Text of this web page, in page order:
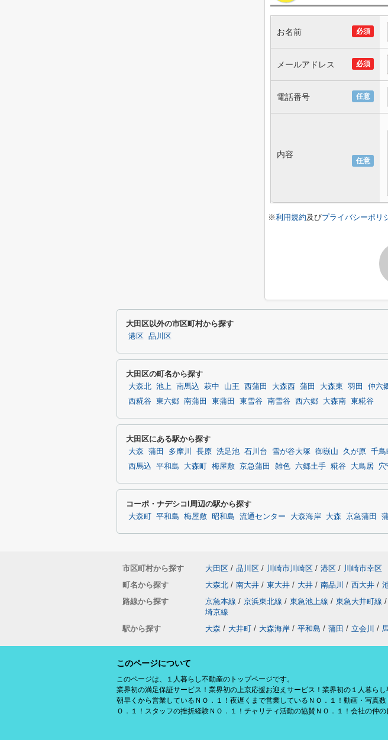
必須
お名前
必須
メールアドレス
任意
電話番号
任意
内容
※利用規約及びプライバシーポリ
大田区以外の市区町村から探す
港区 品川区
大田区の町名から探す
大森北 池上 南馬込 萩中 山王 西蒲田 大森西 蒲田 大森東 羽田 仲六
西糀谷 東六郷 南蒲田 東蒲田 東雪谷 南雪谷 西六郷 大森南 東糀谷
大田区にある駅から探す
大森 蒲田 多摩川 長原 洗足池 石川台 雪が谷大塚 御嶽山 久が原 千鳥
西馬込
平和島 大森町 梅屋敷 京急蒲田 雑色 六郷土手 糀谷 大鳥居 穴
コーポ・ナデシコI周辺の駅から探す
大森町 平和島 梅屋敷 昭和島 流通センター 大森海岸 大森 京急蒲田
市区町村から探す 大田区 / 品川区 / 川崎市川崎区 / 港区 / 川崎市幸区
町名から探す
大森北 / 南大井 / 東大井 / 大井 / 南品川 / 西大井 /
路線から探す
京急本線 / 京浜東北線 / 東急池上線 / 東急大井町線 /
埼京線
駅から探す
大森 / 大井町 / 大森海岸 / 平和島 / 蒲田 / 立会川 /
このページについて
このページは、１人暮らし不動産のトップページです。
業界初の満足保証サービス！業界初の上京応援お迎えサービス！業界初の１人暮ら
朝早くから営業しているＮＯ．１！夜遅くまで営業しているＮＯ．１！動画・写真
Ｏ．１！スタッフの挫折経験ＮＯ．１！チャリティ活動の協賛ＮＯ．１！会社の仲